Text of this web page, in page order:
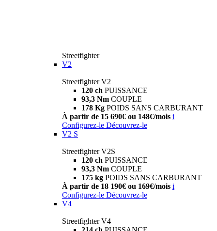
Streetfighter
V2
Streetfighter V2
120 ch PUISSANCE
93,3 Nm COUPLE
178 Kg POIDS SANS CARBURANT
À partir de 15 690€ ou 148€/mois i
Configurez-le Découvrez-le
V2 S
Streetfighter V2S
120 ch PUISSANCE
93,3 Nm COUPLE
175 kg POIDS SANS CARBURANT
À partir de 18 190€ ou 169€/mois i
Configurez-le Découvrez-le
V4
Streetfighter V4